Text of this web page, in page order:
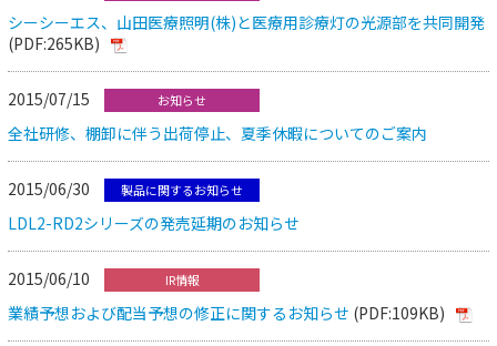
シーシーエス、山田医療照明(株)と医療用診療灯の光源部を共同開発
(PDF:265KB)
2015/07/15 お知らせ
全社研修、棚卸に伴う出荷停止、夏季休暇についてのご案内
2015/06/30 製品に関するお知らせ
LDL2-RD2シリーズの発売延期のお知らせ
2015/06/10 IR情報
業績予想および配当予想の修正に関するお知らせ (PDF:109KB)